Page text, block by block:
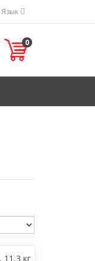
Язык
0